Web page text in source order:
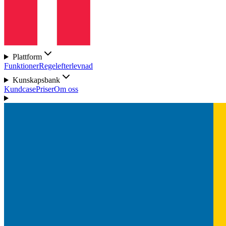
Plattform
FunktionerRegelefterlevnad
Kunskapsbank
KundcasePriserOm oss